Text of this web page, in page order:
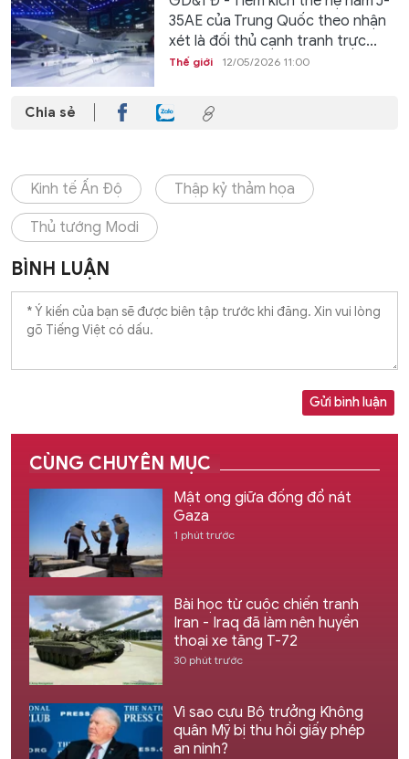
35AE của Trung Quốc theo nhận
xét là đối thủ cạnh tranh trực...
Thế giới 12/05/2026 11:00
Chia sẻ
Kinh tế Ấn Độ Thập kỷ thảm họa
Thủ tướng Modi
BÌNH LUẬN
Gửi bình luận
CÙNG CHUYÊN MỤC
Mật ong giữa đống đổ nát
Gaza
1 phút trước
Bài học từ cuộc chiến tranh
Iran - Iraq đã làm nên huyền
thoại xe tăng T-72
30 phút trước
Vì sao cựu Bộ trưởng Không
quân Mỹ bị thu hồi giấy phép
an ninh?